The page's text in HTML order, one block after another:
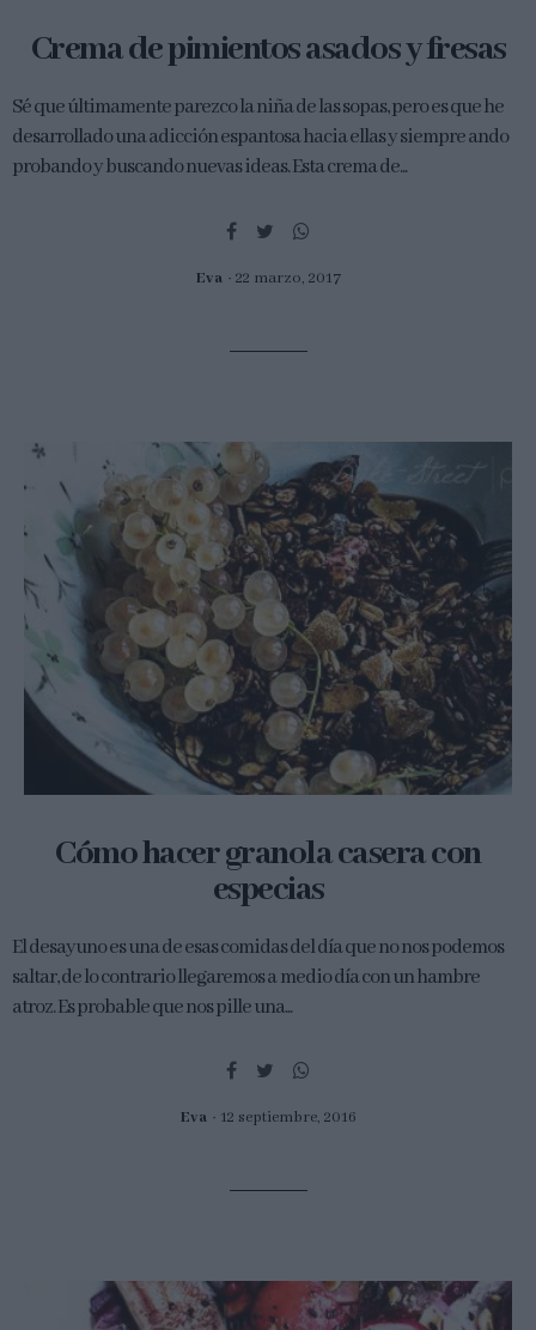
Crema de pimientos asados y fresas
Sé que últimamente parezco la niña de las sopas, pero es que he
desarrollado una adicción espantosa hacia ellas y siempre ando
probando y buscando nuevas ideas. Esta crema de...
Eva 22 marzo, 2017
Cómo hacer granola casera con
especias
El desayuno es una de esas comidas del día que no nos podemos
saltar, de lo contrario llegaremos a medio día con un hambre
atroz. Es probable que nos pille una...
Eva 12 septiembre, 2016